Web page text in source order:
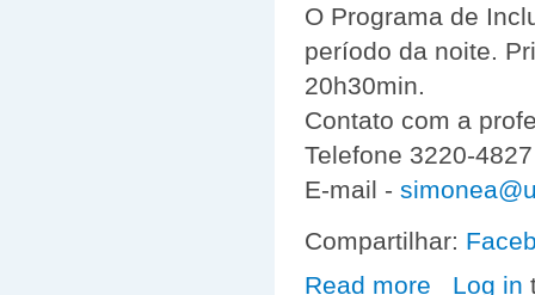
O Programa de
período da noite.
20h30min.
Contato com a
Telefone 3220-4827
E-mail -
Compartilhar:
Read more about
Log in